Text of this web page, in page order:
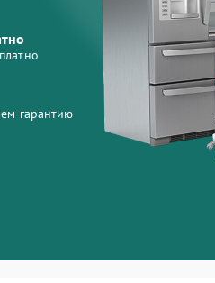
гарантию